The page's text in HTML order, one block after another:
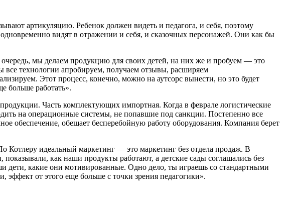
артикуляцию. Ребенок должен видеть и педагога, и себя, поэтому
видят в отражении и себя, и сказочных персонажей. Они как бы
мы делаем продукцию для своих детей, на них же и пробуем — это
технологии апробируем, получаем отзывы, расширяем
Этот процесс, конечно, можно на аутсорс вынести, но это будет
больше работать».
Часть комплектующих импортная. Когда в феврале логистические
на операционные системы, не попавшие под санкции. Постепенно все
обеспечение, обещает бесперебойную работу оборудования. Компания берет
Котлеру идеальный маркетинг — это маркетинг без отдела продаж. В
как наши продукты работают, а детские сады соглашались без
дети, какие они мотивированные. Одно дело, ты играешь со стандартными
от этого еще больше с точки зрения педагогики».